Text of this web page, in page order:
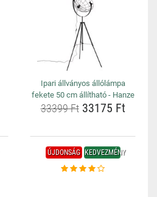
Ipari állványos állólámpa
fekete 50 cm állítható - Hanze
33399 Ft33175 Ft
ÚJDONSÁG KEDVEZMÉNY